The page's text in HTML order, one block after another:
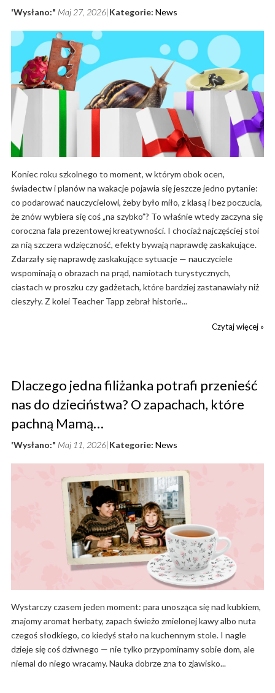
'Wysłano:" Maj 27, 2026 Kategorie: News
Koniec roku szkolnego to moment, w którym obok ocen,
świadectw i planów na wakacje pojawia się jeszcze jedno pytanie:
co podarować nauczycielowi, żeby było miło, z klasą i bez poczucia,
że znów wybiera się coś „na szybko”? To właśnie wtedy zaczyna się
coroczna fala prezentowej kreatywności. I chociaż najczęściej stoi
za nią szczera wdzięczność, efekty bywają naprawdę zaskakujące.
Zdarzały się naprawdę zaskakujące sytuacje — nauczyciele
wspominają o obrazach na prąd, namiotach turystycznych,
ciastach w proszku czy gadżetach, które bardziej zastanawiały niż
cieszyły. Z kolei Teacher Tapp zebrał historie...
Czytaj więcej »
Dlaczego jedna filiżanka potrafi przenieść
nas do dzieciństwa? O zapachach, które
pachną Mamą…
'Wysłano:" Maj 11, 2026 Kategorie: News
Wystarczy czasem jeden moment: para unosząca się nad kubkiem,
znajomy aromat herbaty, zapach świeżo zmielonej kawy albo nuta
czegoś słodkiego, co kiedyś stało na kuchennym stole. I nagle
dzieje się coś dziwnego — nie tylko przypominamy sobie dom, ale
niemal do niego wracamy. Nauka dobrze zna to zjawisko...